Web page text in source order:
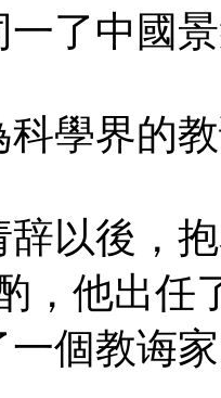
一了中國
科學界的
辞以後，
，他出任
一個教诲